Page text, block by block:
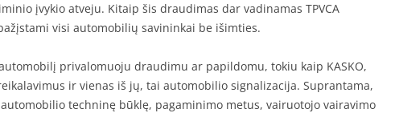
įvykio atveju. Kitaip šis draudimas dar vadinamas TPVCA
visi automobilių savininkai be išimties.
privalomuoju draudimu ar papildomu, tokiu kaip KASKO,
ir vienas iš jų, tai automobilio signalizacija. Suprantama,
techninę būklę, pagaminimo metus, vairuotojo vairavimo